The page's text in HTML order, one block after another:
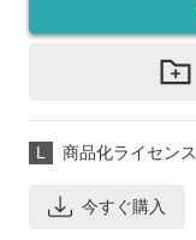
L 商品化ライセンス
今すぐ購入